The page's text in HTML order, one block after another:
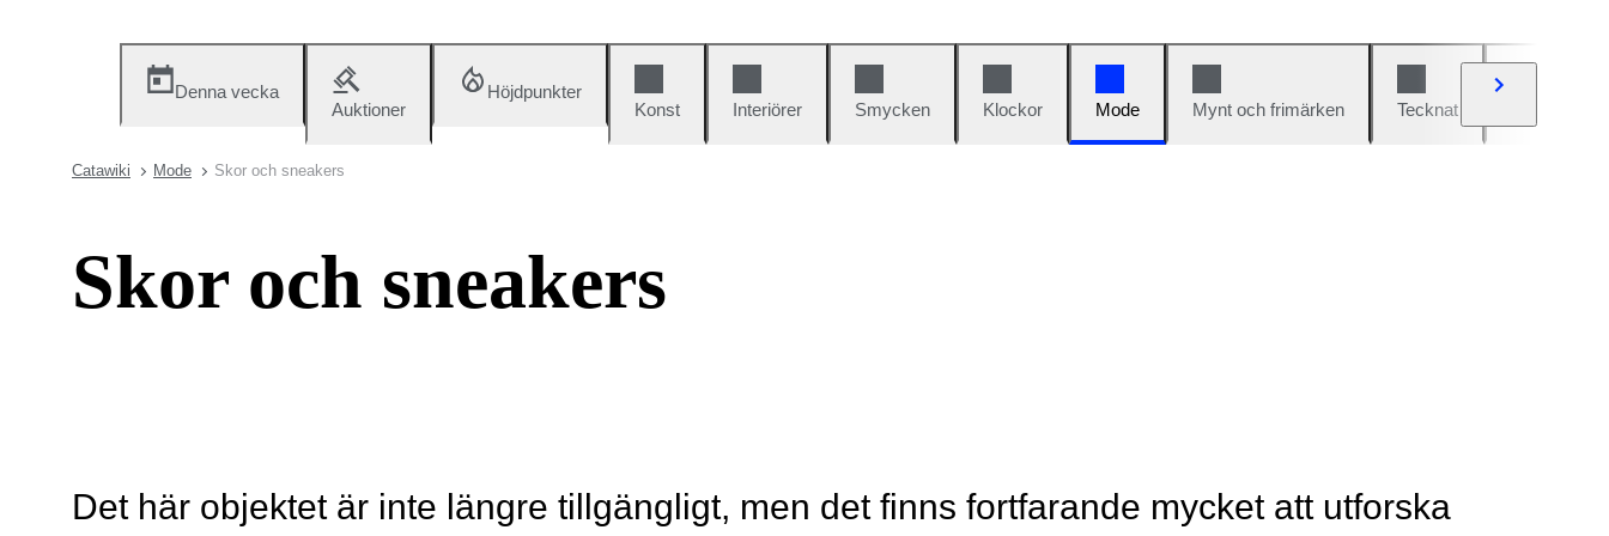
Denna vecka
Auktioner
Höjdpunkter
Konst
Interiörer Smycken Klockor Mode Mynt och frimärken Tecknat
Catawiki Mode Skor och sneakers
Skor och sneakers
Det här objektet är inte längre tillgängligt, men det finns fortfarande mycket att utforska